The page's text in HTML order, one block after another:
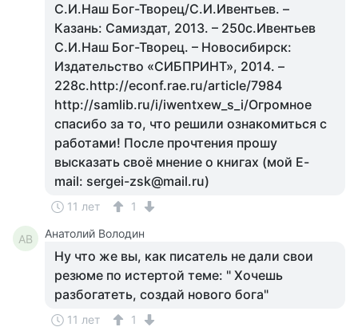
С.И.Наш Бог-Творец/С.И.Ивентьев. –
Казань: Самиздат, 2013. – 250с.Ивентьев
С.И.Наш Бог-Творец. – Новосибирск:
Издательство «СИБПРИНТ», 2014. –
228с.http://econf.rae.ru/article/7984
http://samlib.ru/i/iwentxew_s_i/Огромное
спасибо за то, что решили ознакомиться с
работами! После прочтения прошу
высказать своё мнение о книгах (мой E-
mail: sergei-zsk@mail.ru)
11 лет 1
АВ Анатолий Володин
Ну что же вы, как писатель не дали свои
резюме по истертой теме: " Хочешь
разбогатеть, создай нового бога"
11 лет
1